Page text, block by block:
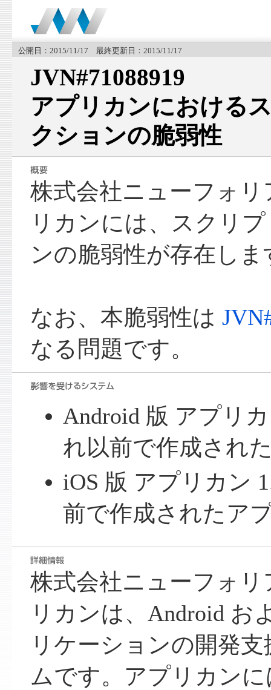
公開日：2015/11/17 最終更新日：2015/11/17
JVN#71088919
アプリカンにおける
クションの脆弱性
株式会社ニューフォ
リカンには、スクリ
ンの脆弱性が存在しま
なお、本脆弱性は
なる問題です。
Android 版 アプリ
れ以前で作成され
iOS 版 アプリカン
前で作成されたア
株式会社ニューフォ
リカンは、Android お
リケーションの開発
ムです。アプリカン